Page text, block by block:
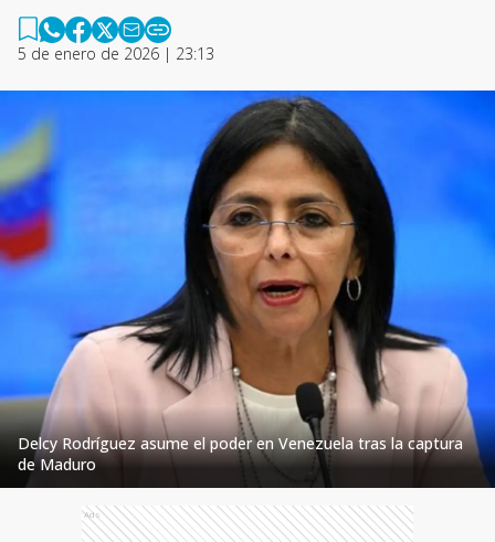
5 de enero de 2026 | 23:13
Delcy Rodríguez asume el poder en Venezuela tras la captura
de Maduro
Ads